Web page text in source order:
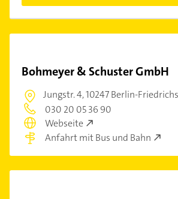
Bohmeyer & Schuster GmbH
Jungstr. 4,10247 Berlin-
030 20 05 36 90
Webseite
Anfahrt mit Bus und Bahn